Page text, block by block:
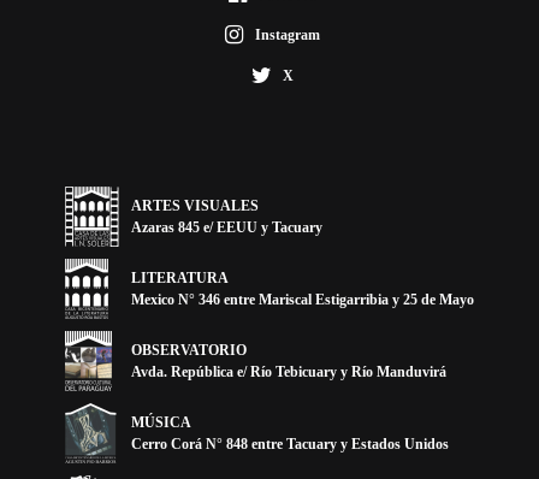
Instagram
X
ARTES VISUALES
Azaras 845 e/ EEUU y Tacuary
LITERATURA
Mexico N° 346 entre Mariscal Estigarribia y 25 de Mayo
OBSERVATORIO
Avda. República e/ Río Tebicuary y Río Manduvirá
MÚSICA
Cerro Corá N° 848 entre Tacuary y Estados Unidos